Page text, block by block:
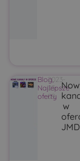
Blog,
Najlepsze
oferty
2023-
03-
09
w